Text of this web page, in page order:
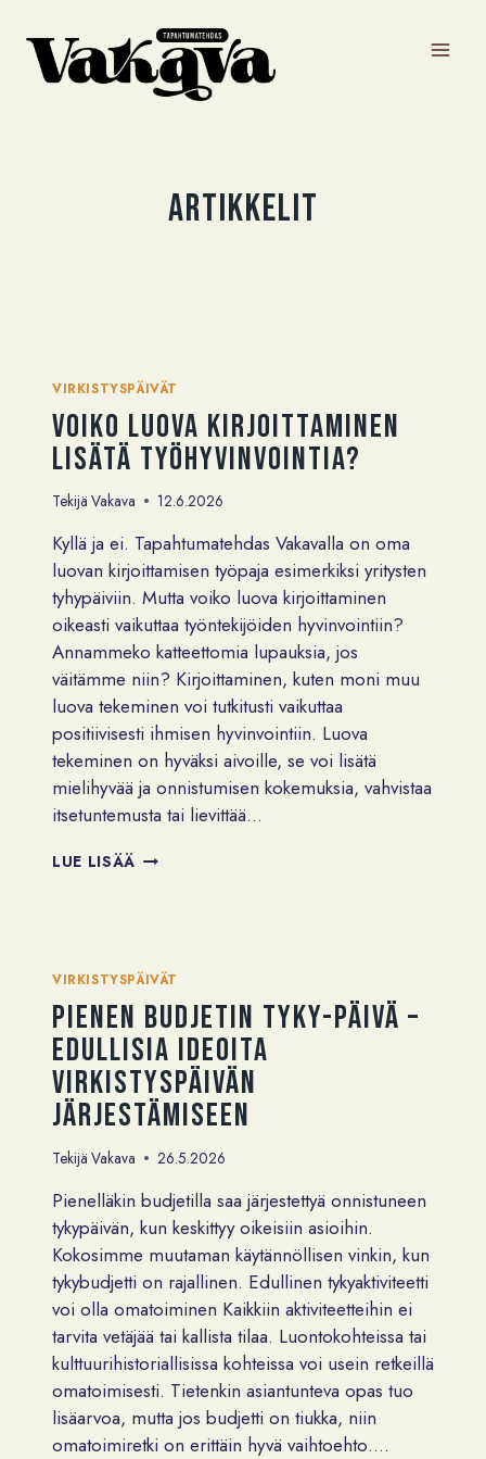
sisältöön
Artikkelit
VIRKISTYSPÄIVÄT
Voiko luova kirjoittaminen
lisätä työhyvinvointia?
Tekijä Vakava 12.6.2026
Kyllä ja ei. Tapahtumatehdas Vakavalla on oma
luovan kirjoittamisen työpaja esimerkiksi yritysten
tyhypäiviin. Mutta voiko luova kirjoittaminen
oikeasti vaikuttaa työntekijöiden hyvinvointiin?
Annammeko katteettomia lupauksia, jos
väitämme niin? Kirjoittaminen, kuten moni muu
luova tekeminen voi tutkitusti vaikuttaa
positiivisesti ihmisen hyvinvointiin. Luova
tekeminen on hyväksi aivoille, se voi lisätä
mielihyvää ja onnistumisen kokemuksia, vahvistaa
itsetuntemusta tai lievittää…
LUE LISÄÄ VOIKO
VIRKISTYSPÄIVÄT
Pienen budjetin tyky-päivä –
edullisia ideoita
virkistyspäivän
järjestämiseen
Tekijä Vakava 26.5.2026
Pienelläkin budjetilla saa järjestettyä onnistuneen
tykypäivän, kun keskittyy oikeisiin asioihin.
Kokosimme muutaman käytännöllisen vinkin, kun
tykybudjetti on rajallinen. Edullinen tykyaktiviteetti
voi olla omatoiminen Kaikkiin aktiviteetteihin ei
tarvita vetäjää tai kallista tilaa. Luontokohteissa tai
kulttuurihistoriallisissa kohteissa voi usein retkeillä
omatoimisesti. Tietenkin asiantunteva opas tuo
lisäarvoa, mutta jos budjetti on tiukka, niin
omatoimiretki on erittäin hyvä vaihtoehto….